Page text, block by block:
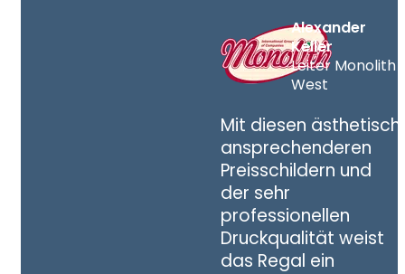
Alexander
Keller
Leiter Monolith
West
Mit diesen ästhetisch
ansprechenderen
Preisschildern und
der sehr
professionellen
Druckqualität weist
das Regal ein